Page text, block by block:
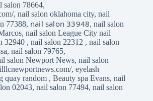
salon 78664,
, nail salon oklahoma city, nail
77388, nail salon 33948,nail salon
, nail salon League City nail
32940 , nail salon 22312 , nail salon
, nail salon 79765,
salon Newport News, nail salon
, eyelash
quay random , Beauty spa Evans, nail
02043, nail salon 77494, nail salon